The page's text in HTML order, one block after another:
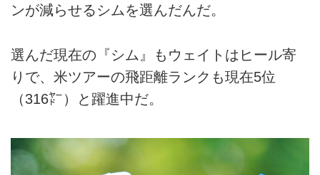
ンが減らせるシムを選んだんだ。
選んだ現在の『シム』もウェイトはヒール寄
りで、米ツアーの飛距離ランクも現在5位
（316㍎）と躍進中だ。